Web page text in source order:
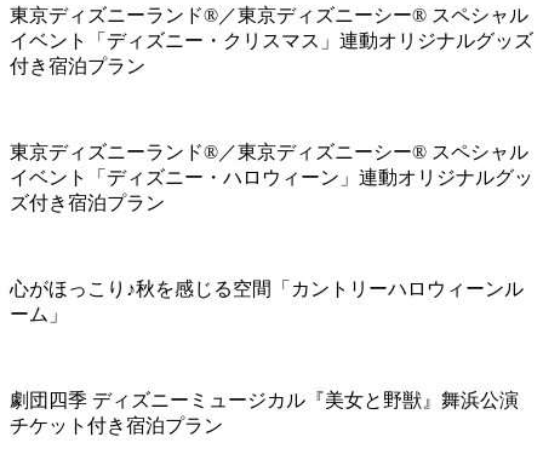
東京ディズニーランド®／東京ディズニーシー® スペシャル
イベント「ディズニー・クリスマス」連動オリジナルグッズ
付き宿泊プラン
東京ディズニーランド®／東京ディズニーシー® スペシャル
イベント「ディズニー・ハロウィーン」連動オリジナルグッ
ズ付き宿泊プラン
心がほっこり♪秋を感じる空間「カントリーハロウィーンル
ーム」
劇団四季 ディズニーミュージカル『美女と野獣』舞浜公演
チケット付き宿泊プラン